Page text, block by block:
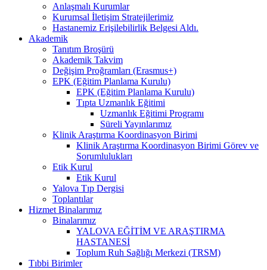
Anlaşmalı Kurumlar
Kurumsal İletişim Stratejilerimiz
Hastanemiz Erişilebilirlik Belgesi Aldı.
Akademik
Tanıtım Broşürü
Akademik Takvim
Değişim Proğramları (Erasmus+)
EPK (Eğitim Planlama Kurulu)
EPK (Eğitim Planlama Kurulu)
Tıpta Uzmanlık Eğitimi
Uzmanlık Eğitimi Programı
Süreli Yayınlarımız
Klinik Araştırma Koordinasyon Birimi
Klinik Araştırma Koordinasyon Birimi Görev ve
Sorumlulukları
Etik Kurul
Etik Kurul
Yalova Tıp Dergisi
Toplantılar
Hizmet Binalarımız
Binalarımız
YALOVA EĞİTİM VE ARAŞTIRMA
HASTANESİ
Toplum Ruh Sağlığı Merkezi (TRSM)
Tıbbi Birimler